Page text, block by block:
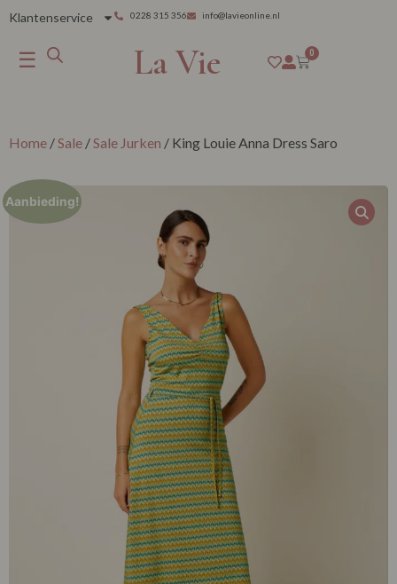
Klantenservice 0228 315 356 info@lavieonline.nl
☰ La Vie 0
Home /Sale /Sale Jurken / King Louie Anna Dress Saro
Aanbieding!